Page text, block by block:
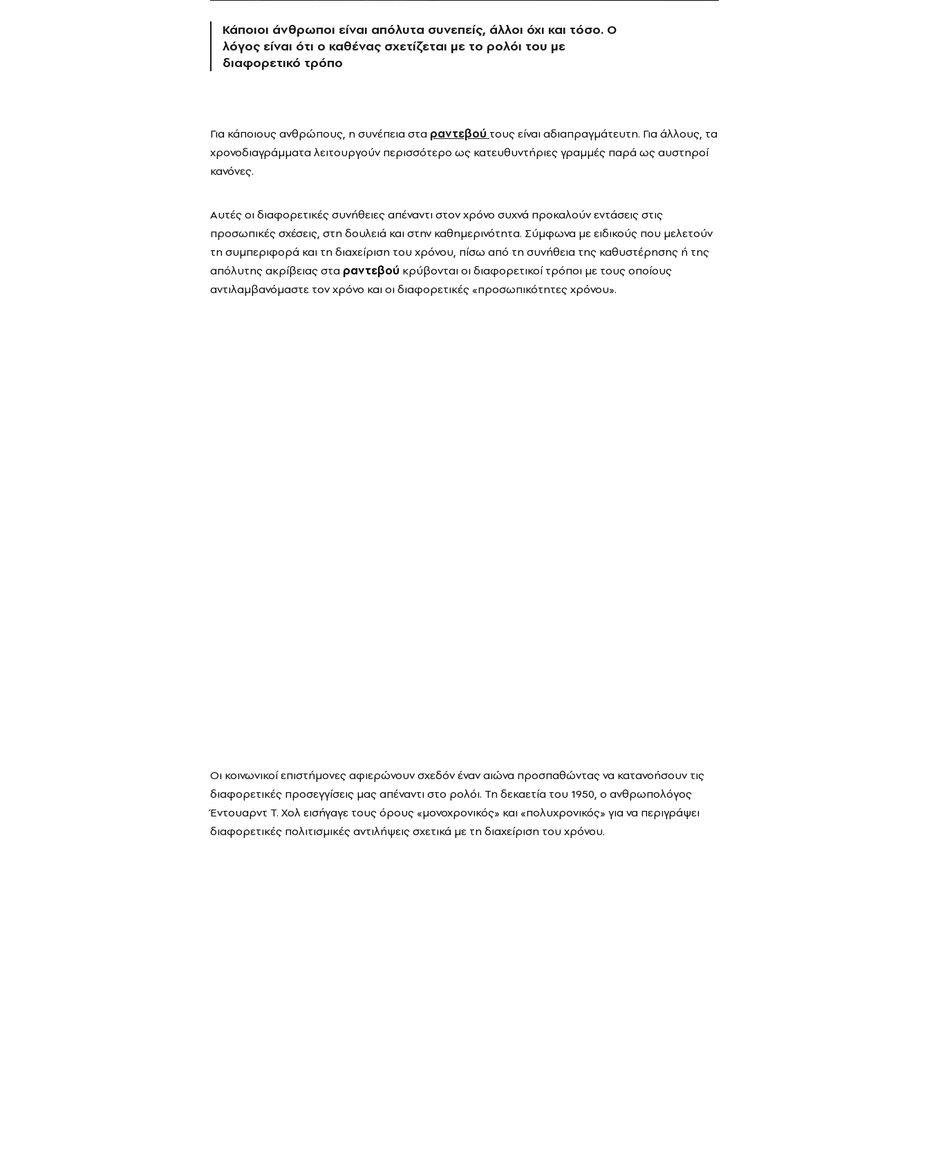
Κάποιοι άνθρωποι είναι απόλυτα συνεπείς, άλλοι όχι και τόσο. Ο
λόγος είναι ότι ο καθένας σχετίζεται με το ρολόι του με
διαφορετικό τρόπο
Για κάποιους ανθρώπους, η συνέπεια στα ραντεβού τους είναι αδιαπραγμάτευτη. Για άλλους, τα
χρονοδιαγράμματα λειτουργούν περισσότερο ως κατευθυντήριες γραμμές παρά ως αυστηροί
κανόνες.
Αυτές οι διαφορετικές συνήθειες απέναντι στον χρόνο συχνά προκαλούν εντάσεις στις
προσωπικές σχέσεις, στη δουλειά και στην καθημερινότητα. Σύμφωνα με ειδικούς που μελετούν
τη συμπεριφορά και τη διαχείριση του χρόνου, πίσω από τη συνήθεια της καθυστέρησης ή της
απόλυτης ακρίβειας στα ραντεβού κρύβονται οι διαφορετικοί τρόποι με τους οποίους
αντιλαμβανόμαστε τον χρόνο και οι διαφορετικές «προσωπικότητες χρόνου».
Οι κοινωνικοί επιστήμονες αφιερώνουν σχεδόν έναν αιώνα προσπαθώντας να κατανοήσουν τις
διαφορετικές προσεγγίσεις μας απέναντι στο ρολόι. Τη δεκαετία του 1950, ο ανθρωπολόγος
Έντουαρντ Τ. Χολ εισήγαγε τους όρους «μονοχρονικός» και «πολυχρονικός» για να περιγράψει
διαφορετικές πολιτισμικές αντιλήψεις σχετικά με τη διαχείριση του χρόνου.